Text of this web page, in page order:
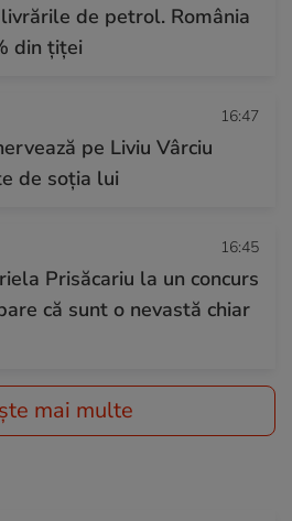
de petrol. România
din țiței
16:47
pe Liviu Vârciu
de soția lui
16:45
Prisăcariu la un concurs
că sunt o nevastă chiar
mai multe